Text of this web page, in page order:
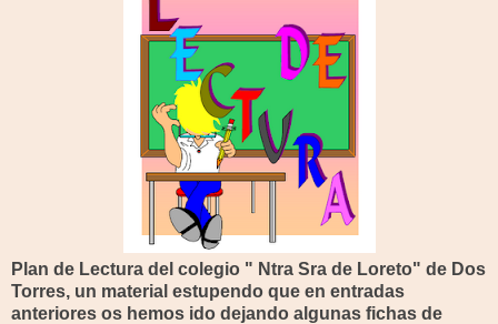
Plan de Lectura del colegio " Ntra Sra de Loreto" de Dos
Torres, un material estupendo que en entradas
anteriores os hemos ido dejando algunas fichas de